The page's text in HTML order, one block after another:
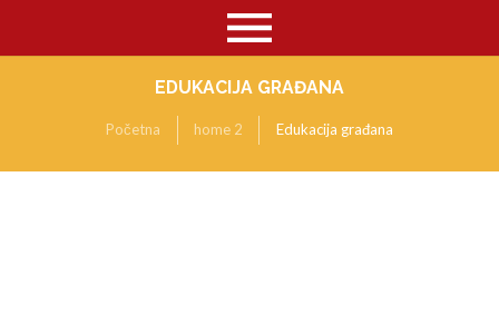
EDUKACIJA GRAĐANA
Početna home 2 Edukacija građana